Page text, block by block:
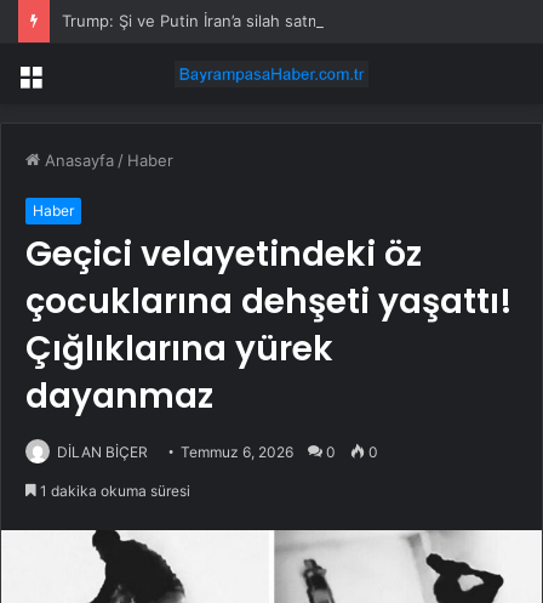
Trump: Şi ve Putin İran’a silah satmayacaklarını söyledi
Menü
Anasayfa / Haber
Haber
Geçici velayetindeki öz
çocuklarına dehşeti yaşattı!
Çığlıklarına yürek
dayanmaz
DİLAN BİÇER Temmuz 6, 2026 0 0
1 dakika okuma süresi